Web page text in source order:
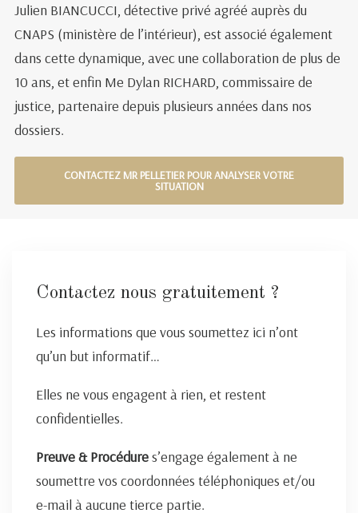
Julien BIANCUCCI, détective privé agréé auprès du
CNAPS (ministère de l’intérieur), est associé également
dans cette dynamique, avec une collaboration de plus de
10 ans, et enfin Me Dylan RICHARD, commissaire de
justice, partenaire depuis plusieurs années dans nos
dossiers.
CONTACTEZ MR PELLETIER POUR ANALYSER VOTRE
SITUATION
Contactez nous gratuitement ?
Les informations que vous soumettez ici n’ont
qu’un but informatif…
Elles ne vous engagent à rien, et restent
confidentielles.
Preuve & Procédures’engage également à ne
soumettre vos coordonnées téléphoniques et/ou
e-mail à aucune tierce partie.